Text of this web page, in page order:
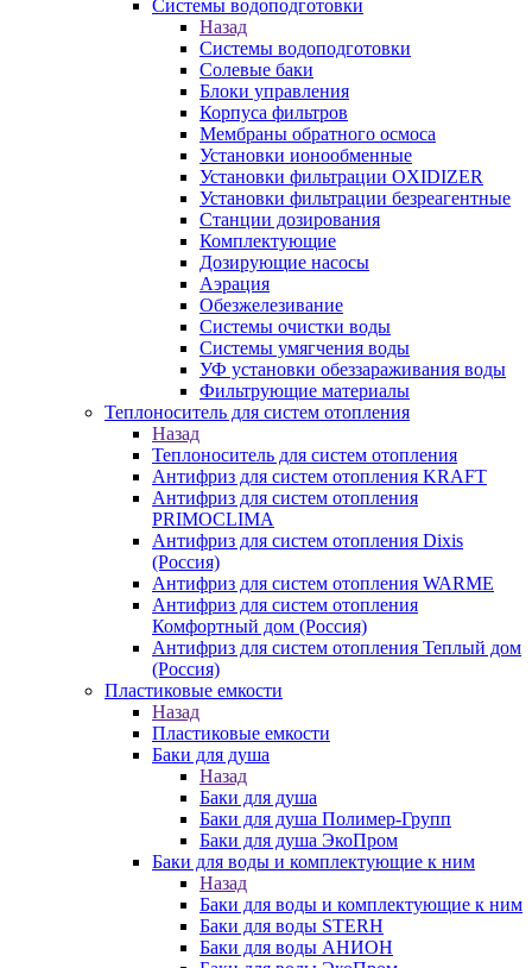
Системы водоподготовки
Назад
Системы водоподготовки
Солевые баки
Блоки управления
Корпуса фильтров
Мембраны обратного осмоса
Установки ионообменные
Установки фильтрации OXIDIZER
Установки фильтрации безреагентные
Станции дозирования
Комплектующие
Дозирующие насосы
Аэрация
Обезжелезивание
Системы очистки воды
Системы умягчения воды
УФ установки обеззараживания воды
Фильтрующие материалы
Теплоноситель для систем отопления
Назад
Теплоноситель для систем отопления
Антифриз для систем отопления KRAFT
Антифриз для систем отопления
PRIMOCLIMA
Антифриз для систем отопления Dixis
(Россия)
Антифриз для систем отопления WARME
Антифриз для систем отопления
Комфортный дом (Россия)
Антифриз для систем отопления Теплый дом
(Россия)
Пластиковые емкости
Назад
Пластиковые емкости
Баки для душа
Назад
Баки для душа
Баки для душа Полимер-Групп
Баки для душа ЭкоПром
Баки для воды и комплектующие к ним
Назад
Баки для воды и комплектующие к ним
Баки для воды STERH
Баки для воды АНИОН